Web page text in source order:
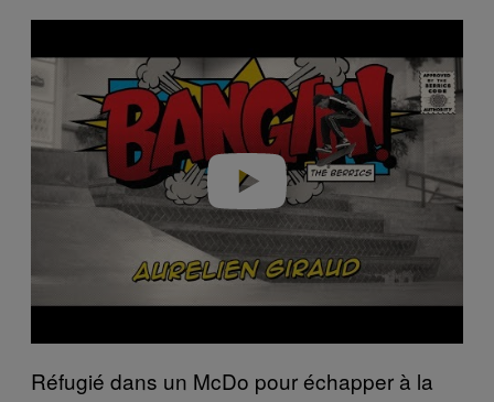
Play video
Réfugié dans un McDo pour échapper à la